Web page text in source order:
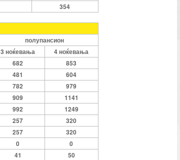
354
полупансион
3 ноќевања
4 ноќевања
682
853
481
604
782
979
909
1141
992
1249
257
320
257
320
0
0
41
50